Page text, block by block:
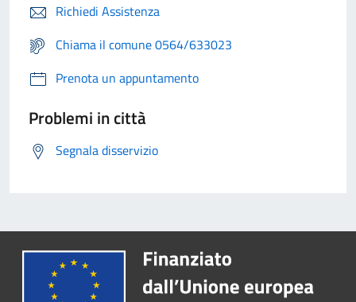
Richiedi Assistenza
Chiama il comune 0564/633023
Prenota un appuntamento
Problemi in città
Segnala disservizio